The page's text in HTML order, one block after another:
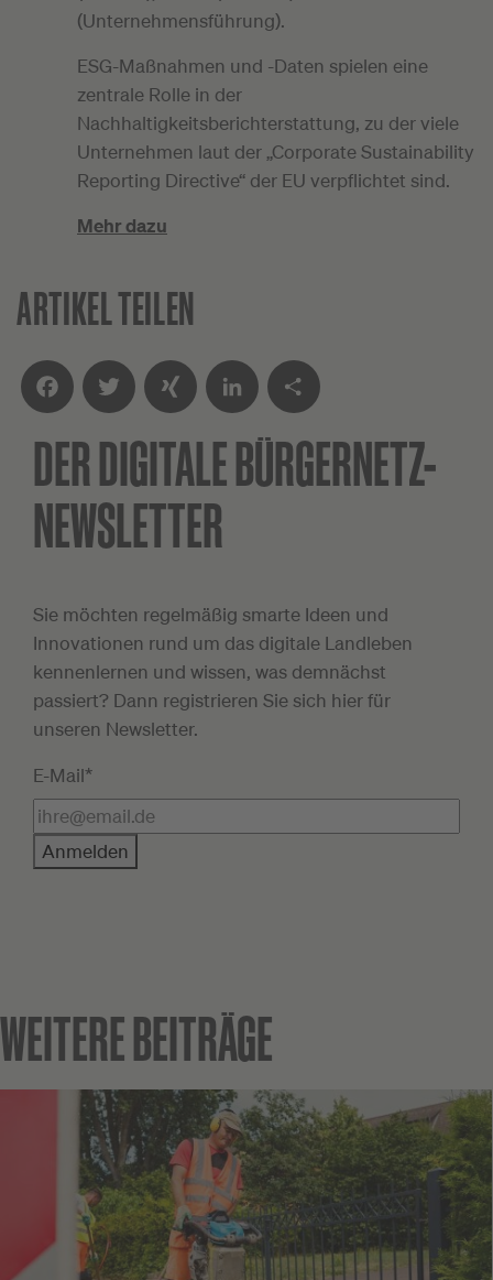
(Unternehmensführung).
ESG-Maßnahmen und -Daten spielen eine
zentrale Rolle in der
Nachhaltigkeitsberichterstattung, zu der viele
Unternehmen laut der „Corporate Sustainability
Reporting Directive“ der EU verpflichtet sind.
Mehr dazu
ARTIKEL TEILEN
FacebookTwitter XING LinkedInTeilen
DER DIGITALEBÜRGERNETZ-
NEWSLETTER
Sie möchten regelmäßig smarte Ideen und
Innovationen rund um das digitale Landleben
kennenlernen und wissen, was demnächst
passiert? Dann registrieren Sie sich hier für
unseren Newsletter.
E-Mail*
Anmelden
WEITERE BEITRÄGE